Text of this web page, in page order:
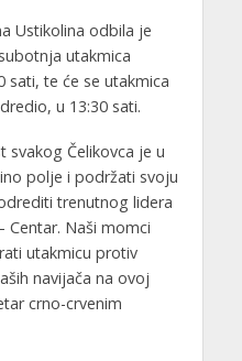
Ustikolina odbila je
utakmica
sati, te će se utakmica
u 13:30 sati.
svakog Čelikovca je u
polje i podržati svoju
trenutnog lidera
Centar. Naši momci
utakmicu protiv
navijača na ovoj
crno-crvenim